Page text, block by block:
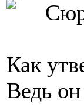
Как
Ведь